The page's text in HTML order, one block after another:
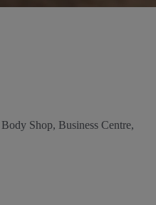
Shop, Business Centre,